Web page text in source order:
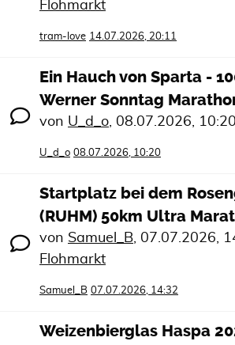
Flohmarkt
tram-love 14.07.2026, 20:11
Ein Hauch von Sparta -
Werner Sonntag
von U_d_o, 08.07.2026, 10:20
U_d_o 08.07.2026, 10:20
Startplatz bei dem
(RUHM) 50km Ultra
von Samuel_B, 07.07.2026,
Flohmarkt
Samuel_B 07.07.2026, 14:32
Weizenbierglas Haspa